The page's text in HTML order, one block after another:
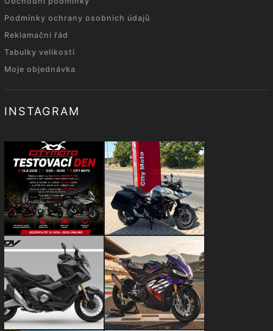
Podmínky ochrany osobních údajů
Reklamační řád
Tabulky velikostí
Moje objednávka
INSTAGRAM